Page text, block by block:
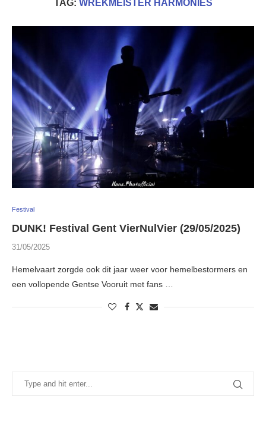
TAG: WREKMEISTER HARMONIES
Festival
DUNK! Festival Gent VierNulVier (29/05/2025)
31/05/2025
Hemelvaart zorgde ook dit jaar weer voor hemelbestormers en
een vollopende Gentse Vooruit met fans …